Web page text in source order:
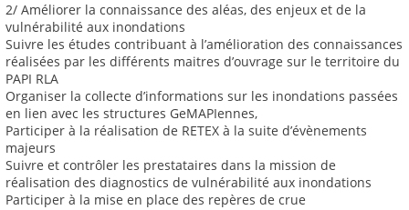
2/ Améliorer la connaissance des aléas, des enjeux et de la
vulnérabilité aux inondations
Suivre les études contribuant à l’amélioration des connaissances
réalisées par les différents maitres d’ouvrage sur le territoire du
PAPI RLA
Organiser la collecte d’informations sur les inondations passées
en lien avec les structures GeMAPIennes,
Participer à la réalisation de RETEX à la suite d’évènements
majeurs
Suivre et contrôler les prestataires dans la mission de
réalisation des diagnostics de vulnérabilité aux inondations
Participer à la mise en place des repères de crue